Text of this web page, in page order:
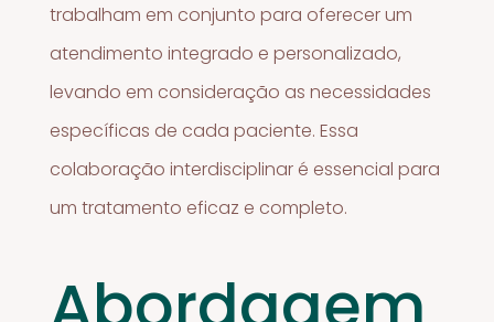
trabalham em conjunto para oferecer um
atendimento integrado e personalizado,
levando em consideração as necessidades
específicas de cada paciente. Essa
colaboração interdisciplinar é essencial para
um tratamento eficaz e completo.